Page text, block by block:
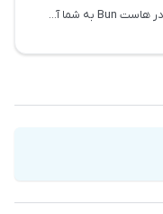
در این بخش می خواهیم نکات تکمیلی را در هاست Bun به شما آموزش دهیم.